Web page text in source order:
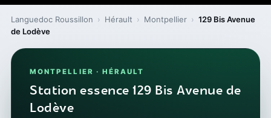
Languedoc Roussillon › Hérault › Montpellier › 129 Bis Avenue
de Lodève
MONTPELLIER · HÉRAULT
Station essence 129 Bis Avenue de
Lodève